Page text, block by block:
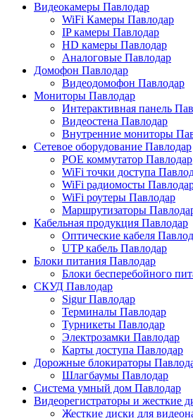
Видеокамеры Павлодар
WiFi Камеры Павлодар
IP камеры Павлодар
HD камеры Павлодар
Аналоговые Павлодар
Домофон Павлодар
Видеодомофон Павлодар
Мониторы Павлодар
Интерактивная панель
Видеостена Павлодар
Внутренние мониторы
Сетевое оборудование Павлодар
POE коммутатор Павлодар
WiFi точки доступа
WiFi радиомосты
WiFi роутеры Павлодар
Маршрутизаторы
Кабельная продукция Павлодар
Оптические кабеля
UTP кабель Павлодар
Блоки питания Павлодар
Блоки бесперебойного
СКУД Павлодар
Sigur Павлодар
Терминалы Павлодар
Турникеты Павлодар
Электрозамки Павлодар
Карты доступа Павлодар
Дорожные блокираторы
Шлагбаумы Павлодар
Система умный дом Павлодар
Видеорегистраторы и жесткие
Жесткие диски для